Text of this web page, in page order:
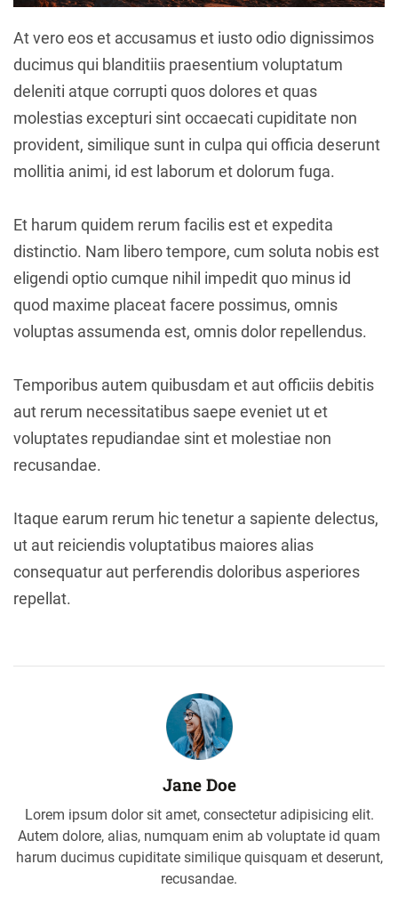
At vero eos et accusamus et iusto odio dignissimos
ducimus qui blanditiis praesentium voluptatum
deleniti atque corrupti quos dolores et quas
molestias excepturi sint occaecati cupiditate non
provident, similique sunt in culpa qui officia deserunt
mollitia animi, id est laborum et dolorum fuga.
Et harum quidem rerum facilis est et expedita
distinctio. Nam libero tempore, cum soluta nobis est
eligendi optio cumque nihil impedit quo minus id
quod maxime placeat facere possimus, omnis
voluptas assumenda est, omnis dolor repellendus.
Temporibus autem quibusdam et aut officiis debitis
aut rerum necessitatibus saepe eveniet ut et
voluptates repudiandae sint et molestiae non
recusandae.
Itaque earum rerum hic tenetur a sapiente delectus,
ut aut reiciendis voluptatibus maiores alias
consequatur aut perferendis doloribus asperiores
repellat.
Jane Doe
Lorem ipsum dolor sit amet, consectetur adipisicing elit.
Autem dolore, alias, numquam enim ab voluptate id quam
harum ducimus cupiditate similique quisquam et deserunt,
recusandae.